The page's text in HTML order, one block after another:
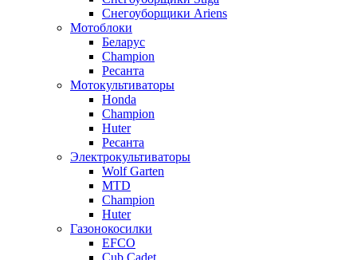
Снегоуборщики Ariens
Мотоблоки
Беларус
Champion
Ресанта
Мотокультиваторы
Honda
Champion
Huter
Ресанта
Электрокультиваторы
Wolf Garten
MTD
Champion
Huter
Газонокосилки
EFCO
Cub Cadet